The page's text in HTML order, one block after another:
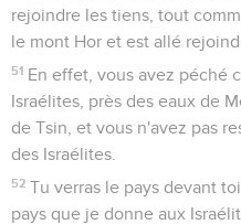
rejoindre les tiens, tout
le mont Hor et est allé
51 En effet, vous avez péché
Israélites, près des eaux de
de Tsin, et vous n'avez pas
des Israélites.
52 Tu verras le pays devant
pays que je donne aux